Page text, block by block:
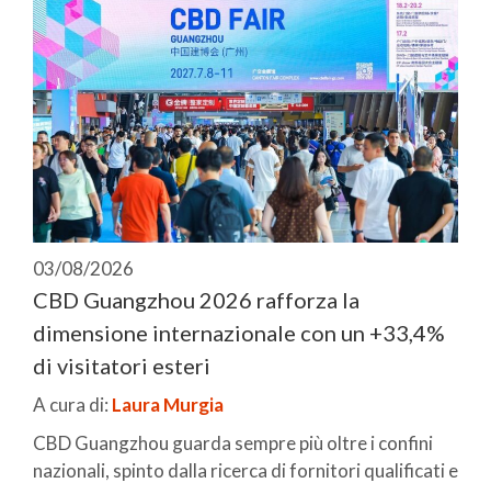
03/08/2026
CBD Guangzhou 2026 rafforza la
dimensione internazionale con un +33,4%
di visitatori esteri
A cura di: Laura Murgia
CBD Guangzhou guarda sempre più oltre i confini
nazionali, spinto dalla ricerca di fornitori qualificati e